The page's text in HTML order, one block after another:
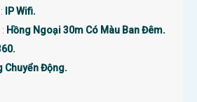
IP Wifi.
Hồng Ngoại 30m Có Màu Ban Đêm.
Chuyển Động.